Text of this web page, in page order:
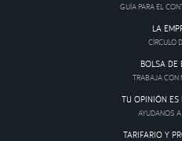
GUÍA PARA EL
LA
CÍRCULO
BOLSA DE
TRABAJA CON
TU OPINIÓN ES
AYUDANOS
TARIFARIO Y